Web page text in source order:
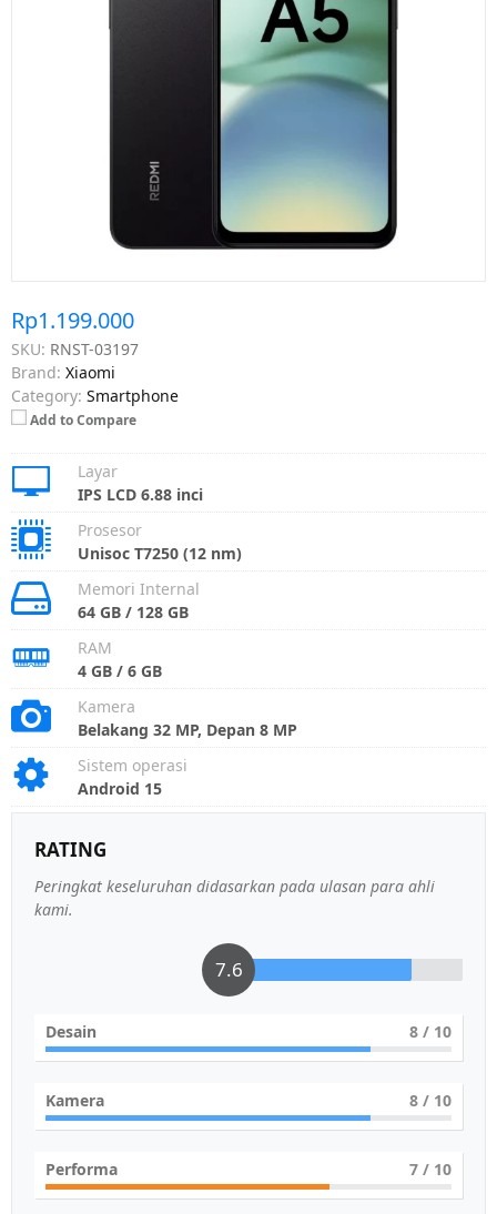
Rp1.199.000
SKU: RNST-03197
Brand: Xiaomi
Category: Smartphone
Add to Compare
Layar
IPS LCD 6.88 inci
Prosesor
Unisoc T7250 (12 nm)
Memori Internal
64 GB / 128 GB
RAM
4 GB / 6 GB
Kamera
Belakang 32 MP, Depan 8 MP
Sistem operasi
Android 15
RATING
Peringkat keseluruhan didasarkan pada ulasan para ahli
kami.
7.6
Desain 8 / 10
Kamera 8 / 10
Performa 7 / 10